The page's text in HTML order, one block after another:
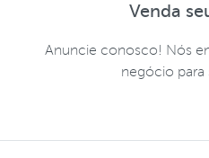
Venda
Anuncie conosco! Nós
negócio para